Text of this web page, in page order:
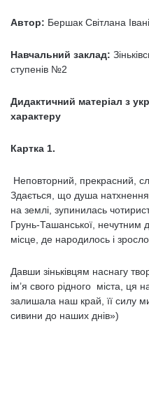
Автор: Бершак Світлана
Навчальний заклад:
ступенів №2
Дидактичний матеріал з
характеру
Картка 1.
Неповторний, прекрасний,
Здається, що душа
на землі, зупинилась
Грунь-Ташанської, нечутним
місце, де народилось і зросло
Давши зіньківцям наснагу
ім’я свого рідного міста, ця
залишала наш край, її силу
сивини до наших днів»)